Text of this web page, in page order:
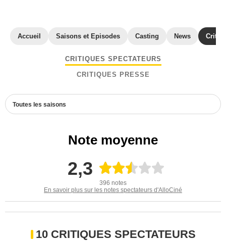
Accueil Saisons et Episodes Casting News
CRITIQUES SPECTATEURS
CRITIQUES PRESSE
Toutes les saisons
Note moyenne
2,3
396 notes
En savoir plus sur les notes spectateurs d'AlloCiné
10 CRITIQUES SPECTATEURS